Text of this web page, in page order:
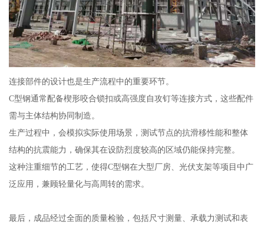
连接部件的设计也是生产流程中的重要环节。
C型钢通常配备楔形咬合锁扣或高强度自攻钉等连接方式，这些配件
需与主体结构协同制造。
生产过程中，会模拟实际使用场景，测试节点的抗滑移性能和整体
结构的抗震能力，确保其在设防烈度较高的区域仍能保持完整。
这种注重细节的工艺，使得C型钢在大型厂房、光伏支架等项目中广
泛应用，兼顾轻量化与高周转的需求。
最后，成品经过全面的质量检验，包括尺寸测量、承载力测试和表